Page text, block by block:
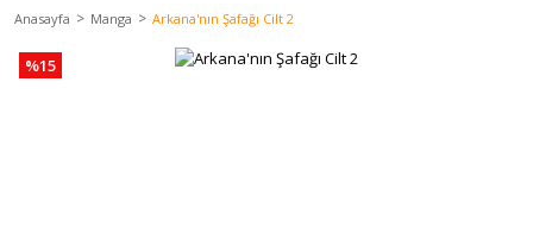
Anasayfa Manga Arkana'nın Şafağı Cilt 2
%15